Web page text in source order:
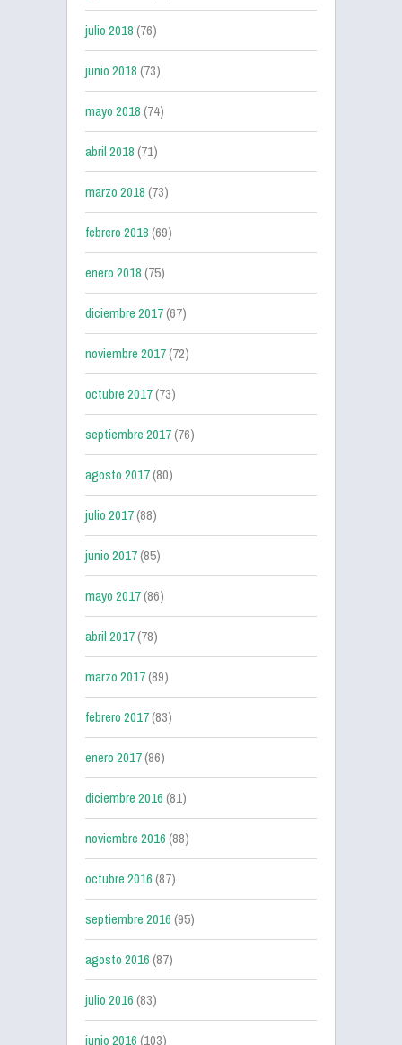
julio 2018(76)
junio 2018(73)
mayo 2018(74)
abril 2018(71)
marzo 2018(73)
febrero 2018(69)
enero 2018(75)
diciembre 2017(67)
noviembre 2017(72)
octubre 2017(73)
septiembre 2017(76)
agosto 2017(80)
julio 2017(88)
junio 2017(85)
mayo 2017(86)
abril 2017(78)
marzo 2017(89)
febrero 2017(83)
enero 2017(86)
diciembre 2016(81)
noviembre 2016(88)
octubre 2016(87)
septiembre 2016(95)
agosto 2016(87)
julio 2016(83)
junio 2016(103)